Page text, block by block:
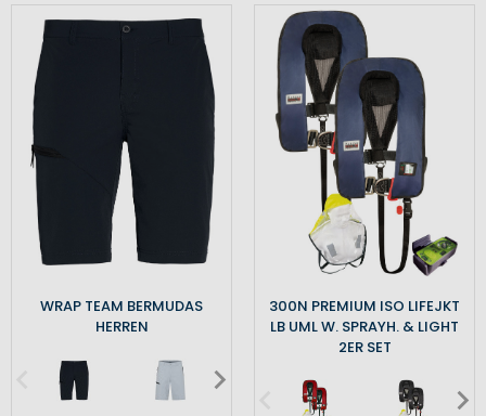
WRAP TEAM BERMUDAS
HERREN
300N PREMIUM ISO LIFEJKT
LB UML W. SPRAYH. & LIGHT
2ER SET